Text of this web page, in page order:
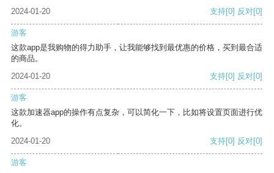
2024-01-20 支持[0] 反对[0]
游客
这款app是我购物的得力助手，让我能够找到最优惠的价格，买到最合适
的商品。
2024-01-20
支持[0] 反对[0]
游客
这款加速器app的操作有点复杂，可以简化一下，比如将设置页面进行优
化。
2024-01-20
支持[0] 反对[0]
游客